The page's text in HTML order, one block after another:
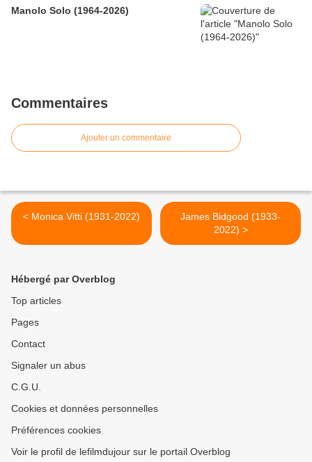
Manolo Solo (1964-2026)
Commentaires
Ajouter un commentaire
< Monica Vitti (1931-2022)
James Bidgood (1933-
2022) >
Hébergé par Overblog
Top articles
Pages
Contact
Signaler un abus
C.G.U.
Cookies et données personnelles
Préférences cookies
Voir le profil de lefilmdujour sur le portail Overblog